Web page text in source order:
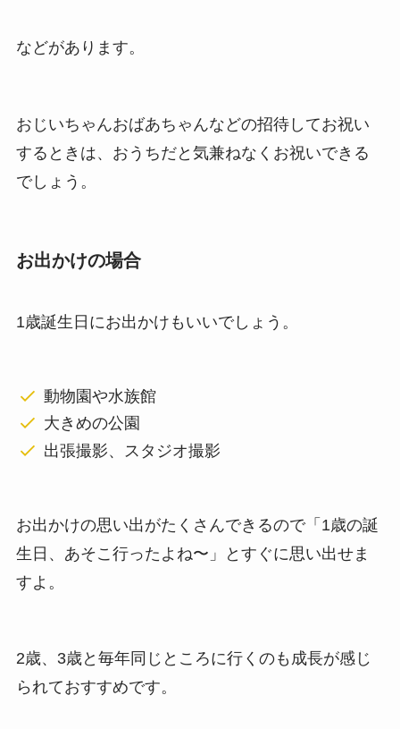
などがあります。
おじいちゃんおばあちゃんなどの招待してお祝い
するときは、おうちだと気兼ねなくお祝いできる
でしょう。
お出かけの場合
1歳誕生日にお出かけもいいでしょう。
動物園や水族館
大きめの公園
出張撮影、スタジオ撮影
お出かけの思い出がたくさんできるので「1歳の誕
生日、あそこ行ったよね〜」とすぐに思い出せま
すよ。
2歳、3歳と毎年同じところに行くのも成長が感じ
られておすすめです。